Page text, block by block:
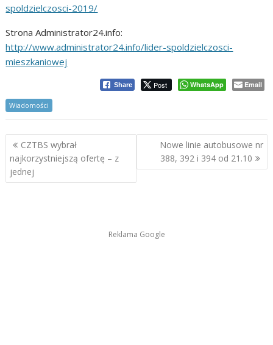
spoldzielczosci-2019/
Strona Administrator24.info:
http://www.administrator24.info/lider-spoldzielczosci-
mieszkaniowej
Share Post WhatsApp Email
Wiadomości
Nawigacja
wpisu
CZTBS wybrał
najkorzystniejszą ofertę – z
jednej
Nowe linie autobusowe nr
388, 392 i 394 od 21.10
Reklama Google